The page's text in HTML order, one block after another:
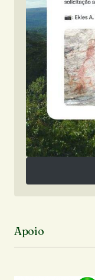
Apoio